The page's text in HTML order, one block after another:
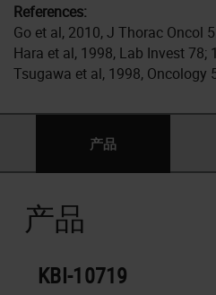
References:
Go et al, 2010, J Thorac Oncol
Hara et al, 1998, Lab Invest 78;
Tsugawa et al, 1998, Oncology
产品
产品
KBI-10719